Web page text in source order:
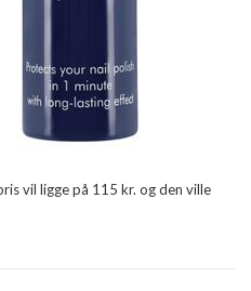
vil ligge på 115 kr. og den ville